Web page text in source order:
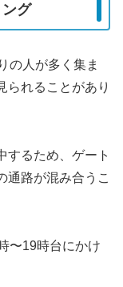
グ
の人が多く集ま
られることがあり
するため、ゲート
通路が混み合うこ
〜19時台にかけ